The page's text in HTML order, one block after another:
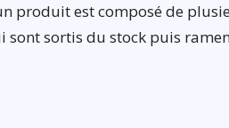
produit est composé de
sont sortis du stock puis